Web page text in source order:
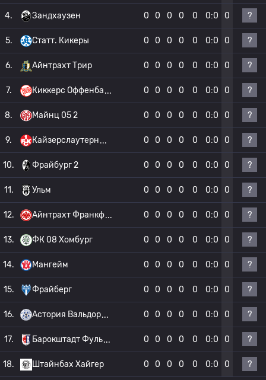
4. Зандхаузен 0 0 0 0 0 0:0 0 ?
5. Статт. Кикеры 0 0 0 0 0 0:0 0 ?
6. Айнтрахт Трир 0 0 0 0 0 0:0 0 ?
7. Киккерс Оффенба 0 0 0 0 0 0:0 0 ?
8. Майнц 05 2 0 0 0 0 0 0:0 0 ?
9. Кайзерслаутерн 0 0 0 0 0 0:0 0 ?
10. Фрайбург 2 0 0 0 0 0 0:0 0 ?
11. Ульм 0 0 0 0 0 0:0 0 ?
12. Айнтрахт Франкф 0 0 0 0 0 0:0 0 ?
13. ФК 08 Хомбург 0 0 0 0 0 0:0 0 ?
14. Мангейм 0 0 0 0 0 0:0 0 ?
15. Фрайберг 0 0 0 0 0 0:0 0 ?
16. Астория Вальдор 0 0 0 0 0 0:0 0 ?
17. Барокштадт Фуль 0 0 0 0 0 0:0 0 ?
18. Штайнбах Хайгер 0 0 0 0 0 0:0 0 ?